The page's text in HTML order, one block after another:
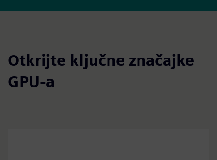
Otkrijte ključne značajke
GPU-a